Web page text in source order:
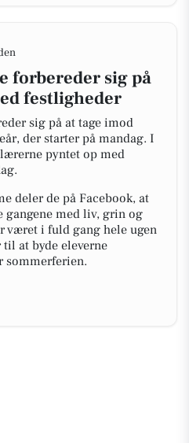
forbereder sig på
festligheder
sig på at tage imod
der starter på mandag. I
pyntet op med
deler de på Facebook, at
med liv, grin og
været i fuld gang hele ugen
at byde eleverne
sommerferien.